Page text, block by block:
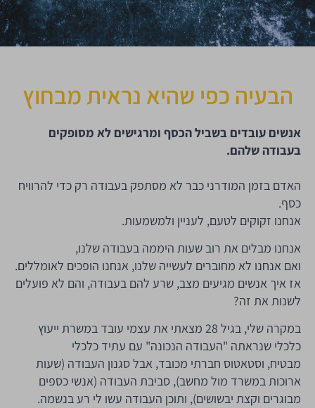
הבעיה כפי שהיא נראית מבחוץ
אנשים עובדים בשביל הכסף ומרגישים לא מסופקים
בעבודה שלהם.
האדם בזמן המודרני כבר לא מסתפק בעבודה רק כדי להרוויח
כסף.
אנחנו זקוקים לטעם, לעניין ולמשמעות.
אנחנו מבלים את רוב שעות היממה בעבודה שלנו,
ואם אנחנו לא מחוברים לעשייה שלנו, אנחנו הופכים לאומללים.
אז איך אנשים מגיעים מצב, שרע להם בעבודה, והם לא פועלים
לשנות את זה?
במקרה שלי, בגיל 28 מצאתי את עצמי עובד במשרת ייעוץ
כלכלי שנראתה "העבודה הנכונה" עם עתיד כלכלי
מבטיח, וסטאטוס חברתי מכובד, אבל סגנון העבודה (שעות
ארוכות במשרד מול מחשב), סביבת העבודה (אנשי כספים
מבוגרים וקצת יבשושים), ותוכן העבודה עשו לי רע בנשמה.